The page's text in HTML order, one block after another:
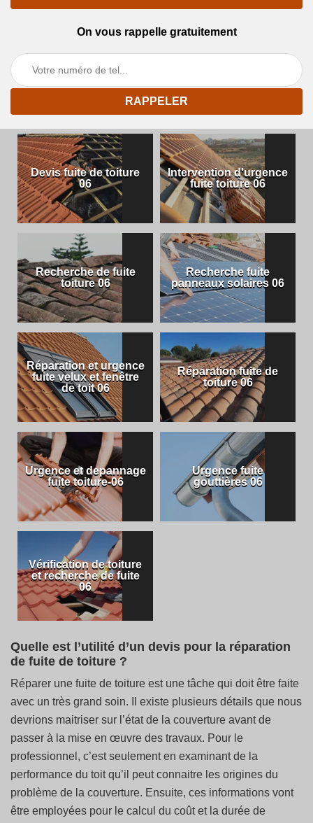
On vous rappelle gratuitement
Devis fuite de toiture
06
Intervention d'urgence
fuite toiture 06
Recherche de fuite
toiture 06
Recherche fuite
panneaux solaires 06
Réparation et urgence
fuite velux et fenêtre
de toit 06
Réparation fuite de
toiture 06
Urgence et depannage
fuite toiture-06
Urgence fuite
gouttières 06
Vérification de toiture
et recherche de fuite
06
Quelle est l’utilité d’un devis pour la réparation
de fuite de toiture ?
Réparer une fuite de toiture est une tâche qui doit être faite
avec un très grand soin. Il existe plusieurs détails que nous
devrions maitriser sur l’état de la couverture avant de
passer à la mise en œuvre des travaux. Pour le
professionnel, c’est seulement en examinant de la
performance du toit qu’il peut connaitre les origines du
problème de la couverture. Ensuite, ces informations vont
être employées pour le calcul du coût et la durée de